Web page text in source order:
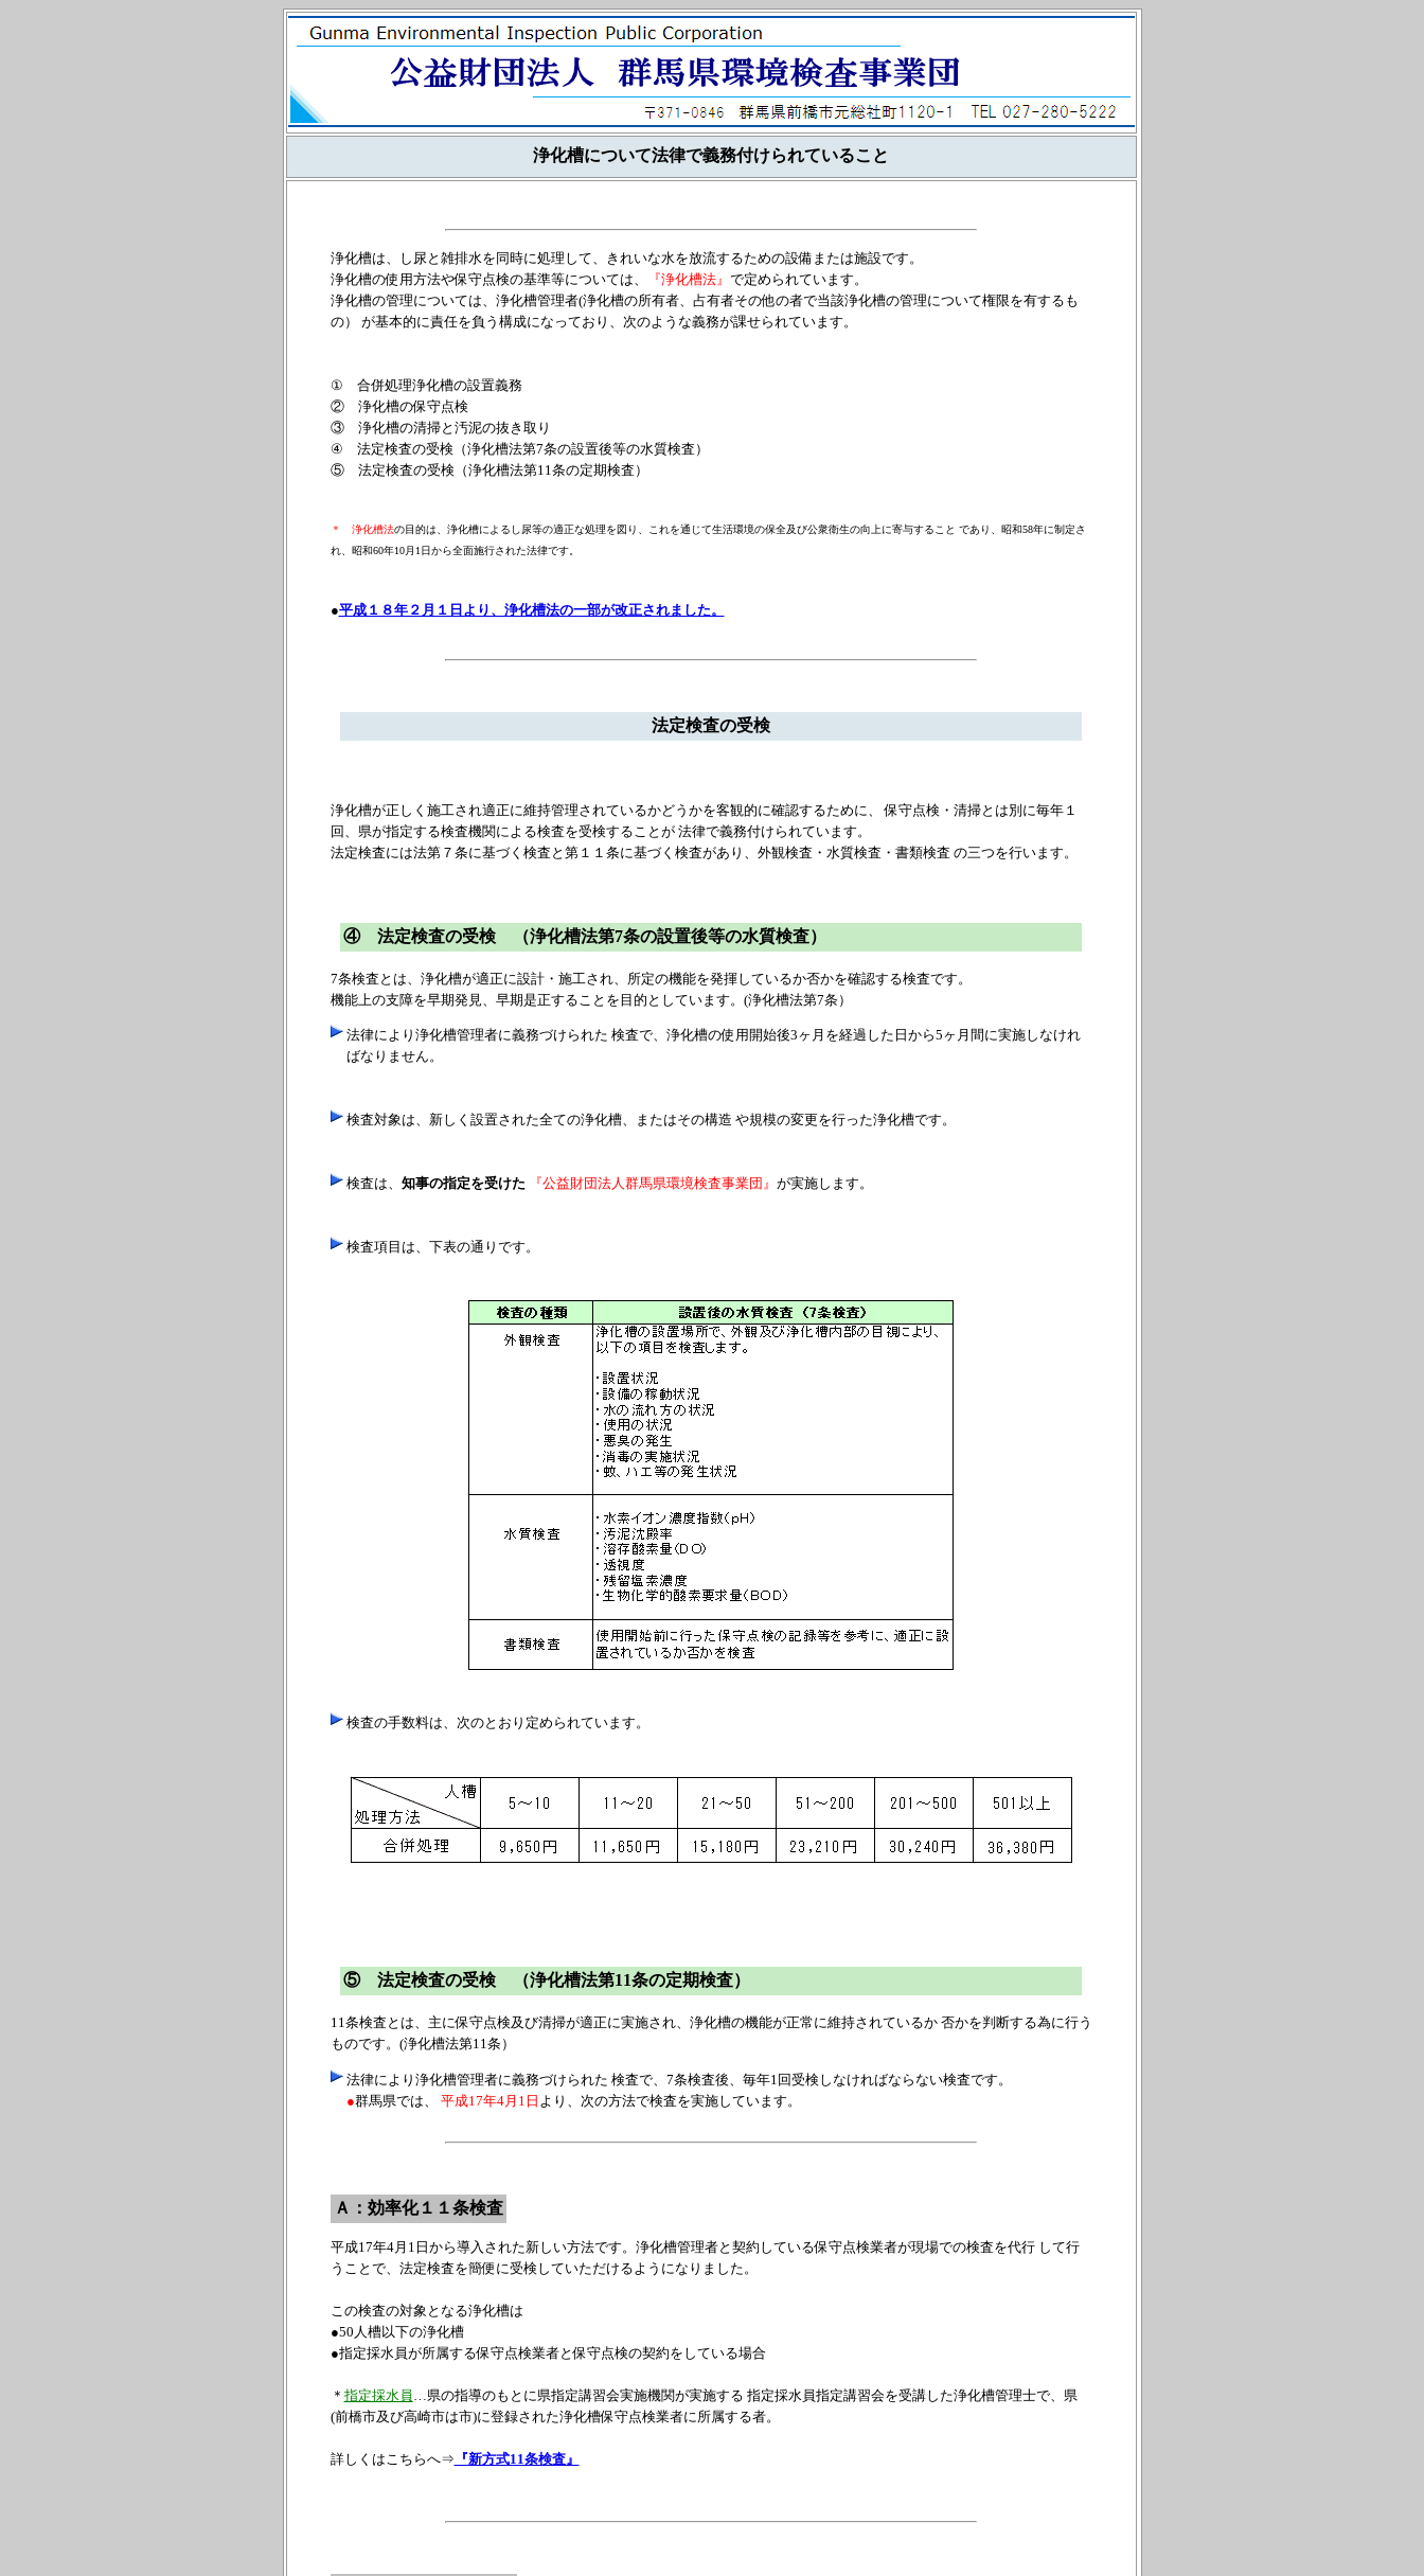
浄化槽について法律で義務付けられていること
浄化槽は、し尿と雑排水を同時に処理して、きれいな水を放流するための設備または施設です。
浄化槽の使用方法や保守点検の基準等については、
『浄化槽法』 で定められています。
浄化槽の管理については、浄化槽管理者(浄化槽の所有者、占有者その他の者で当該浄化槽の管理について権限を有するも
の） が基本的に責任を負う構成になっており、次のような義務が課せられています。
① 合併処理浄化槽の設置義務
② 浄化槽の保守点検
③ 浄化槽の清掃と汚泥の抜き取り
④ 法定検査の受検（浄化槽法第7条の設置後等の水質検査）
⑤ 法定検査の受検（浄化槽法第11条の定期検査）
＊ 浄化槽法の目的は、浄化槽によるし尿等の適正な処理を図り、これを通じて生活環境の保全及び公衆衛生の向上に寄与すること であり、昭和58年に制定さ
れ、昭和60年10月1日から全面施行された法律です。
●平成１８年２月１日より、浄化槽法の一部が改正されました。
法定検査の受検
浄化槽が正しく施工され適正に維持管理されているかどうかを客観的に確認するために、 保守点検・清掃とは別に毎年１
回、県が指定する検査機関による検査を受検することが 法律で義務付けられています。
法定検査には法第７条に基づく検査と第１１条に基づく検査があり、外観検査・水質検査・書類検査 の三つを行います。
④ 法定検査の受検 （浄化槽法第7条の設置後等の水質検査）
7条検査とは、浄化槽が適正に設計・施工され、所定の機能を発揮しているか否かを確認する検査です。
機能上の支障を早期発見、早期是正することを目的としています。(浄化槽法第7条）
法律により浄化槽管理者に義務づけられた 検査で、浄化槽の使用開始後3ヶ月を経過した日から5ヶ月間に実施しなけれ
ばなりません。
検査対象は、新しく設置された全ての浄化槽、またはその構造 や規模の変更を行った浄化槽です。
検査は、 知事の指定を受けた 『公益財団法人群馬県環境検査事業団』 が実施します。
検査項目は、下表の通りです。
検査の手数料は、次のとおり定められています。
⑤ 法定検査の受検 （浄化槽法第11条の定期検査）
11条検査とは、主に保守点検及び清掃が適正に実施され、浄化槽の機能が正常に維持されているか 否かを判断する為に行う
ものです。(浄化槽法第11条）
法律により浄化槽管理者に義務づけられた 検査で、7条検査後、毎年1回受検しなければならない検査です。
●群馬県では、 平成17年4月1日 より、次の方法で検査を実施しています。
Ａ：効率化１１条検査
平成17年4月1日から導入された新しい方法です。浄化槽管理者と契約している保守点検業者が現場での検査を代行 して行
うことで、法定検査を簡便に受検していただけるようになりました。
この検査の対象となる浄化槽は
●50人槽以下の浄化槽
●指定採水員が所属する保守点検業者と保守点検の契約をしている場合
＊ 指定採水員 …県の指導のもとに県指定講習会実施機関が実施する 指定採水員指定講習会を受講した浄化槽管理士で、県
(前橋市及び高崎市は市)に登録された浄化槽保守点検業者に所属する者。
詳しくはこちらへ⇒ 『新方式11条検査』